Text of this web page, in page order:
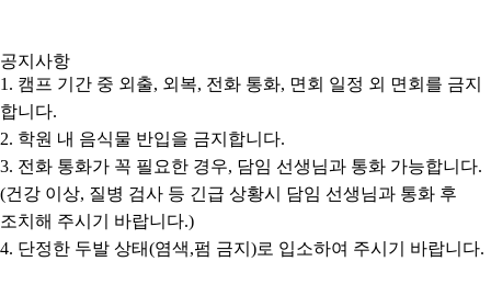
공지사항
1. 캠프 기간 중 외출, 외복, 전화 통화, 면회 일정 외 면회를 금지
합니다.
2. 학원 내 음식물 반입을 금지합니다.
3. 전화 통화가 꼭 필요한 경우, 담임 선생님과 통화 가능합니다.
(건강 이상, 질병 검사 등 긴급 상황시 담임 선생님과 통화 후
조치해 주시기 바랍니다.)
4. 단정한 두발 상태(염색,펌 금지)로 입소하여 주시기 바랍니다.